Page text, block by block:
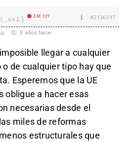
EM Off #2136397
5 años hace
llegar a cualquier
de cualquier tipo hay que
Esperemos que la UE
obligue a hacer esas
necesarias desde el
miles de reformas
estructurales que